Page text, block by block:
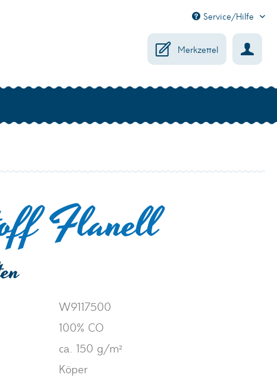
Service/Hilfe
Merkzettel
Flanell
W9117500
100% CO
ca. 150 g/m²
Köper